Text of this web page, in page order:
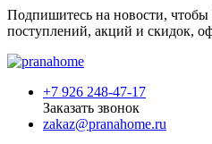
Подпишитесь на новости,
поступлений, акций и скидок,
+7 926 248-47-17
Заказать звонок
zakaz@pranahome.ru